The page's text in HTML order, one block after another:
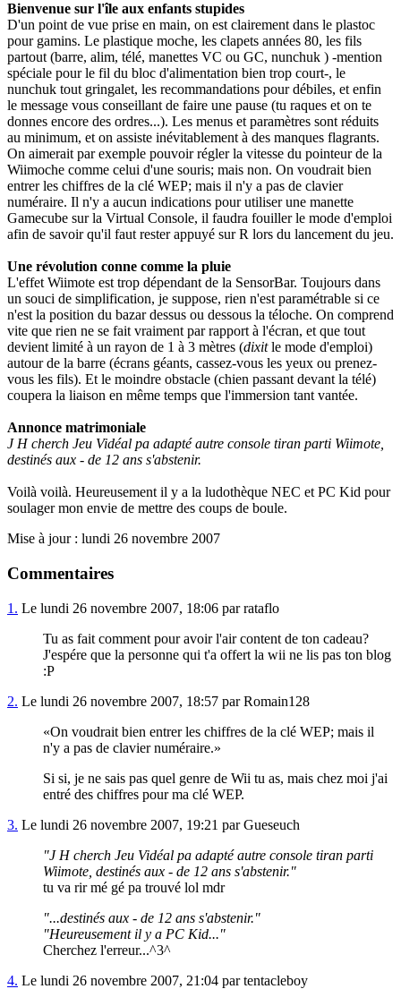
Bienvenue sur l'île aux enfants stupides
D'un point de vue prise en main, on est clairement dans le plastoc
pour gamins. Le plastique moche, les clapets années 80, les fils
partout (barre, alim, télé, manettes VC ou GC, nunchuk ) -mention
spéciale pour le fil du bloc d'alimentation bien trop court-, le
nunchuk tout gringalet, les recommandations pour débiles, et enfin
le message vous conseillant de faire une pause (tu raques et on te
donnes encore des ordres...). Les menus et paramètres sont réduits
au minimum, et on assiste inévitablement à des manques flagrants.
On aimerait par exemple pouvoir régler la vitesse du pointeur de la
Wiimoche comme celui d'une souris; mais non. On voudrait bien
entrer les chiffres de la clé WEP; mais il n'y a pas de clavier
numéraire. Il n'y a aucun indications pour utiliser une manette
Gamecube sur la Virtual Console, il faudra fouiller le mode d'emploi
afin de savoir qu'il faut rester appuyé sur R lors du lancement du jeu.
Une révolution conne comme la pluie
L'effet Wiimote est trop dépendant de la SensorBar. Toujours dans
un souci de simplification, je suppose, rien n'est paramétrable si ce
n'est la position du bazar dessus ou dessous la téloche. On comprend
vite que rien ne se fait vraiment par rapport à l'écran, et que tout
devient limité à un rayon de 1 à 3 mètres (dixitle mode d'emploi)
autour de la barre (écrans géants, cassez-vous les yeux ou prenez-
vous les fils). Et le moindre obstacle (chien passant devant la télé)
coupera la liaison en même temps que l'immersion tant vantée.
Annonce matrimoniale
J H cherch Jeu Vidéal pa adapté autre console tiran parti Wiimote,
destinés aux - de 12 ans s'abstenir.
Voilà voilà. Heureusement il y a la ludothèque NEC et PC Kid pour
soulager mon envie de mettre des coups de boule.
Mise à jour : lundi 26 novembre 2007
Commentaires
1. Le lundi 26 novembre 2007, 18:06 par rataflo
Tu as fait comment pour avoir l'air content de ton cadeau?
J'espére que la personne qui t'a offert la wii ne lis pas ton blog
:P
2. Le lundi 26 novembre 2007, 18:57 par Romain128
On voudrait bien entrer les chiffres de la clé WEP; mais il
n'y a pas de clavier numéraire.
Si si, je ne sais pas quel genre de Wii tu as, mais chez moi j'ai
entré des chiffres pour ma clé WEP.
3. Le lundi 26 novembre 2007, 19:21 par Gueseuch
"J H cherch Jeu Vidéal pa adapté autre console tiran parti
Wiimote, destinés aux - de 12 ans s'abstenir."
tu va rir mé gé pa trouvé lol mdr
"...destinés aux - de 12 ans s'abstenir."
"Heureusement il y a PC Kid..."
Cherchez l'erreur...^3^
4. Le lundi 26 novembre 2007, 21:04 par tentacleboy